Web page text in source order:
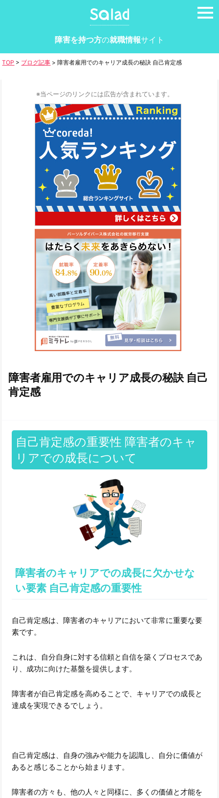
障害を持つ方の就職情報サイト
TOP > ブログ記事 >障害者雇用でのキャリア成長の秘訣 自己肯定感
※当ページのリンクには広告が含まれています。
障害者雇用でのキャリア成長の秘訣 自己
肯定感
自己肯定感の重要性 障害者のキャ
リアでの成長について
障害者のキャリアでの成長に欠かせな
い要素 自己肯定感の重要性
自己肯定感は、障害者のキャリアにおいて非常に重要な要
素です。
これは、自分自身に対する信頼と自信を築くプロセスであ
り、成功に向けた基盤を提供します。
障害者が自己肯定感を高めることで、キャリアでの成長と
達成を実現できるでしょう。
自己肯定感は、自身の強みや能力を認識し、自分に価値が
あると感じることから始まります。
障害者の方々も、他の人々と同様に、多くの価値と才能を